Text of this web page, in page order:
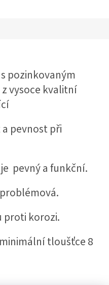
pozinkovaným
vysoce kvalitní
pevnost při
pevný a funkční.
proti korozi.
tloušťce 8